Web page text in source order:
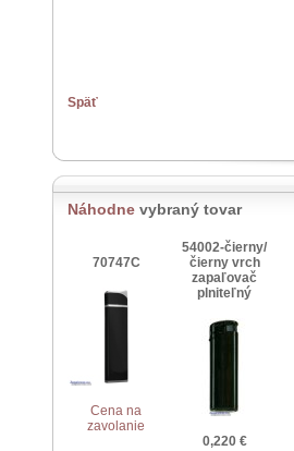
Späť
Náhodne vybraný tovar
70747C
Cena na
zavolanie
54002-čierny/
čierny vrch
zapaľovač
plniteľný
0,220 €